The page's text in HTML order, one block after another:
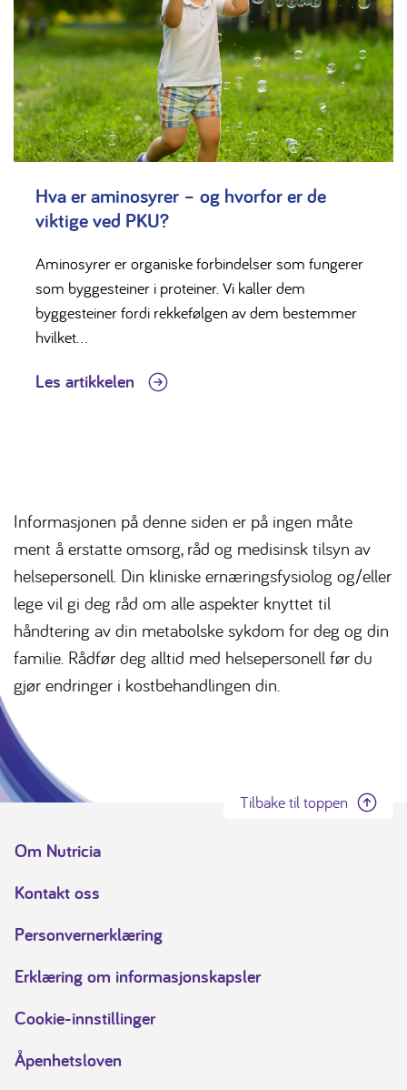
Hva er aminosyrer – og hvorfor er de
viktige ved PKU?
Aminosyrer er organiske forbindelser som fungerer
som byggesteiner i proteiner. Vi kaller dem
byggesteiner fordi rekkefølgen av dem bestemmer
hvilket...
Les artikkelen
Informasjonen på denne siden er på ingen måte
ment å erstatte omsorg, råd og medisinsk tilsyn av
helsepersonell. Din kliniske ernæringsfysiolog og/eller
lege vil gi deg råd om alle aspekter knyttet til
håndtering av din metabolske sykdom for deg og din
familie. Rådfør deg alltid med helsepersonell før du
gjør endringer i kostbehandlingen din.
Tilbake til toppen
Om Nutricia
Kontakt oss
Personvernerklæring
Erklæring om informasjonskapsler
Cookie-innstillinger
Åpenhetsloven